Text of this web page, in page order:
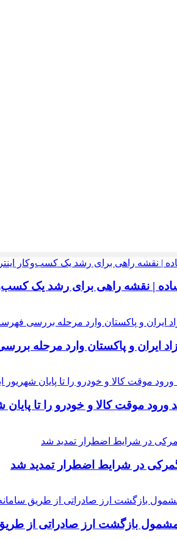
ایران و پاکستان وارد مرحله
ورود موقت کالا و خودرو را تا پایان
در شرایط اضطرار تمدید شد
بازگشت ارز صادراتی از طریق